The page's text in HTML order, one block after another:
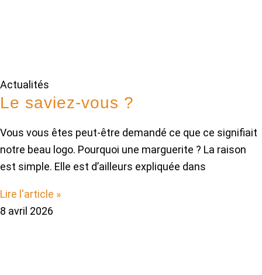
Actualités
Le saviez-vous ?
Vous vous êtes peut-être demandé ce que ce signifiait
notre beau logo. Pourquoi une marguerite ? La raison
est simple. Elle est d’ailleurs expliquée dans
Lire l'article »
8 avril 2026